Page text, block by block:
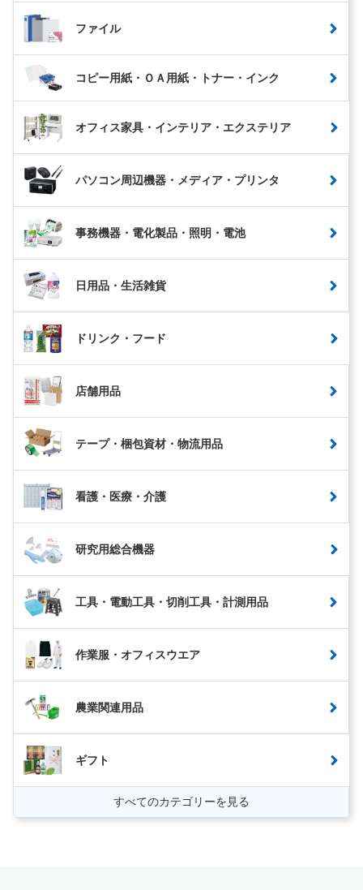
ファイル
コピー用紙・ＯＡ用紙・トナー・インク
オフィス家具・インテリア・エクステリア
パソコン周辺機器・メディア・プリンタ
事務機器・電化製品・照明・電池
日用品・生活雑貨
ドリンク・フード
店舗用品
テープ・梱包資材・物流用品
看護・医療・介護
研究用総合機器
工具・電動工具・切削工具・計測用品
作業服・オフィスウエア
農業関連用品
ギフト
すべてのカテゴリーを見る